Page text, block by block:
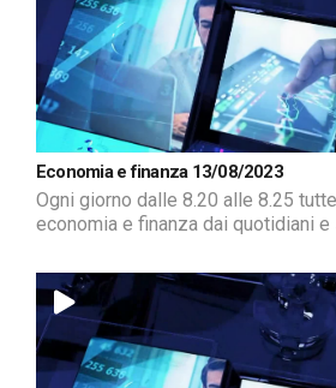
Economia e finanza 13/08/2023
Ogni giorno dalle 8.20 alle 8.25
economia e finanza dai quotidiani